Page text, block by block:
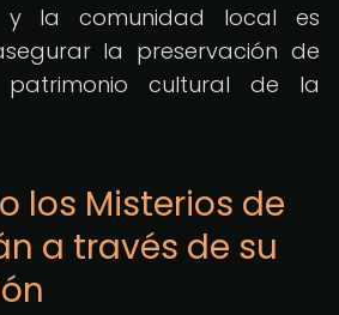
y la comunidad local es
la preservación de
cultural de la
los Misterios de
a través de su